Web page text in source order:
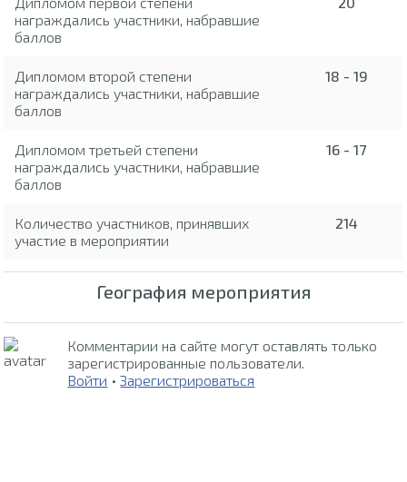
награждались участники, набравшие
баллов
Дипломом второй степени
награждались участники, набравшие
баллов
18 - 19
Дипломом третьей степени
награждались участники, набравшие
баллов
16 - 17
Количество участников, принявших
участие в мероприятии
214
География мероприятия
Комментарии на сайте могут оставлять только
зарегистрированные пользователи.
Войти •Зарегистрироваться